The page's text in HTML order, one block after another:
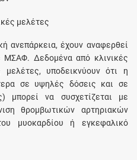
μελέτες
ανεπάρκεια, έχουν αναφερθεί
Δεδομένα από κλινικές
μελέτες, υποδεικνύουν ότι η
σε υψηλές δόσεις και σε
μπορεί να συσχετίζεται με
θρομβωτικών αρτηριακών
μυοκαρδίου ή εγκεφαλικό